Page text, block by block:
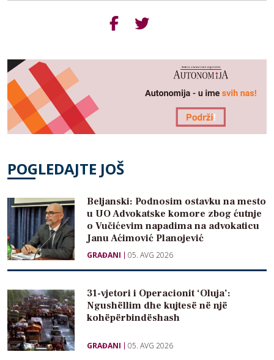
POGLEDAJTE JOŠ
Beljanski: Podnosim ostavku na mesto
u UO Advokatske komore zbog ćutnje
o Vučićevim napadima na advokaticu
Janu Aćimović Planojević
GRAĐANI 05. AVG 2026
31-vjetori i Operacionit ‘Oluja’:
Ngushëllim dhe kujtesë në një
kohëpërbindëshash
GRAĐANI 05. AVG 2026